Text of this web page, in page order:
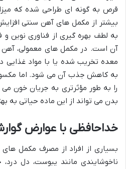
قرص به گونه ای طراحی شده که
بیشتر از مکمل های آهن سنتی
به لطف بهره گیری از فناوری نوین
آن است. در مکمل های معمولی،
معده تخریب شده یا با مواد غذایی
به کاهش جذب آن می شود. اما
را به طور مؤثرتری به جریان خون
بدن می تواند از این ماده حیاتی به
خداحافظی با عوارض
بسیاری از افراد از مصرف مکمل
ناخوشایندی مانند یبوست، دل